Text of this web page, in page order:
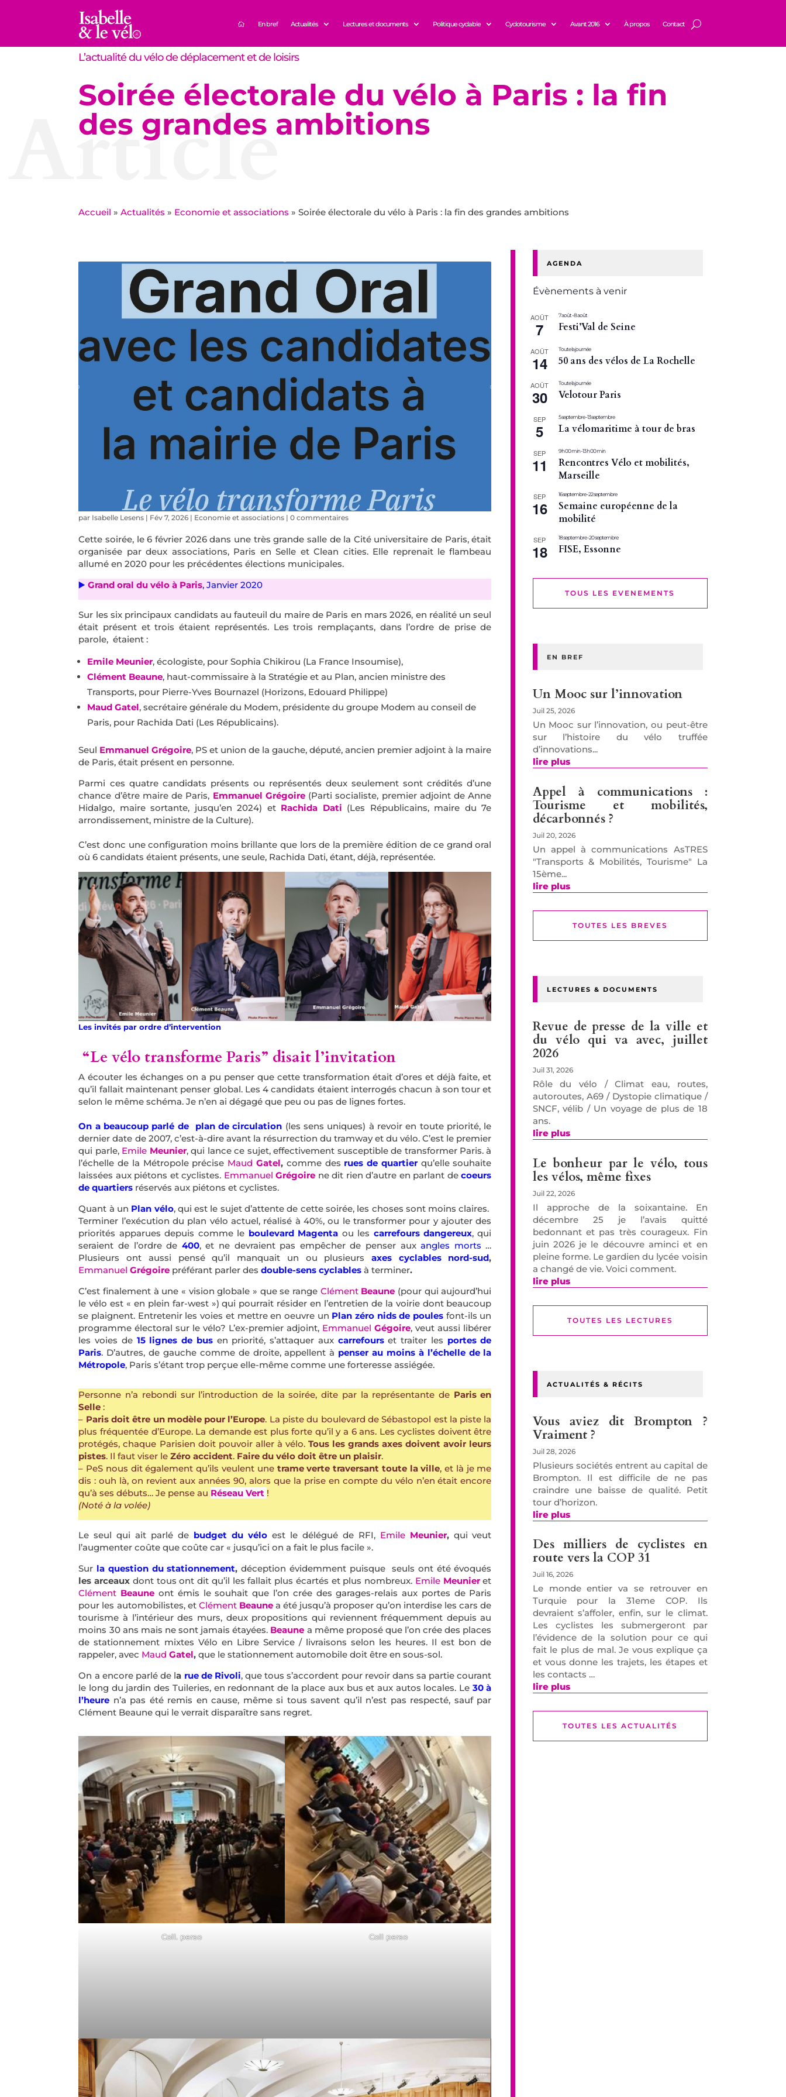
En bref Actualités Lectures et documents Politique cyclable Cyclotourisme Avant 2016 À propos Contact
L’actualité du vélo de déplacement et de loisirs
Soirée électorale du vélo à Paris : la fin
des grandes ambitions
Article
Accueil »Actualités » Economie et associations »Soirée électorale du vélo à Paris : la fin des grandes ambitions
par Isabelle Lesens | Fév 7, 2026 | Economie et associations |0 commentaires
Cette soirée, le 6 février 2026 dans une très grande salle de la Cité universitaire de Paris, était
organisée par deux associations, Paris en Selle et Clean cities. Elle reprenait le flambeau
allumé en 2020 pour les précédentes élections municipales.
▶️Grand oral du vélo à Paris, Janvier 2020
Sur les six principaux candidats au fauteuil du maire de Paris en mars 2026, en réalité un seul
était présent et trois étaient représentés. Les trois remplaçants, dans l’ordre de prise de
parole, étaient :
Emile Meunier, écologiste, pour Sophia Chikirou (La France Insoumise),
Clément Beaune, haut-commissaire à la Stratégie et au Plan, ancien ministre des
Transports, pour Pierre-Yves Bournazel (Horizons, Edouard Philippe)
Maud Gatel, secrétaire générale du Modem, présidente du groupe Modem au conseil de
Paris, pour Rachida Dati (Les Républicains).
Seul Emmanuel Grégoire, PS et union de la gauche, député, ancien premier adjoint à la maire
de Paris, était présent en personne.
Parmi ces quatre candidats présents ou représentés deux seulement sont crédités d’une
chance d’être maire de Paris, Emmanuel Grégoire (Parti socialiste, premier adjoint de Anne
Hidalgo, maire sortante, jusqu’en 2024) et Rachida Dati (Les Républicains, maire du 7e
arrondissement, ministre de la Culture).
C’est donc une configuration moins brillante que lors de la première édition de ce grand oral
où 6 candidats étaient présents, une seule, Rachida Dati, étant, déjà, représentée.
Les invités par ordre d’intervention
“Le vélo transforme Paris” disait l’invitation
A écouter les échanges on a pu penser que cette transformation était d’ores et déjà faite, et
qu’il fallait maintenant penser global. Les 4 candidats étaient interrogés chacun à son tour et
selon le même schéma. Je n’en ai dégagé que peu ou pas de lignes fortes.
On a beaucoup parlé de plan de circulation (les sens uniques) à revoir en toute priorité, le
dernier date de 2007, c’est-à-dire avant la résurrection du tramway et du vélo. C’est le premier
qui parle, Emile Meunier, qui lance ce sujet, effectivement susceptible de transformer Paris. à
l’échelle de la Métropole précise MaudGatel, comme des rues de quartierqu’elle souhaite
laissées aux piétons et cyclistes. EmmanuelGrégoire ne dit rien d’autre en parlant decoeurs
de quartiers réservés aux piétons et cyclistes.
Quant à un Plan vélo, qui est le sujet d’attente de cette soirée, les choses sont moins claires.
Terminer l’exécution du plan vélo actuel, réalisé à 40%, ou le transformer pour y ajouter des
priorités apparues depuis comme le boulevard Magenta ou les carrefours dangereux, qui
seraient de l’ordre de 400, et ne devraient pas empêcher de penser auxangles morts …
Plusieurs ont aussi pensé qu’il manquait un ou plusieurs axes cyclables nord-sud,
EmmanuelGrégoire préférant parler desdouble-sens cyclables à terminer.
C’est finalement à une « vision globale » que se range Clément Beaune (pour qui aujourd’hui
le vélo est « en plein far-west ») qui pourrait résider en l’entretien de la voirie dont beaucoup
se plaignent. Entretenir les voies et mettre en oeuvre un Plan zéro nids de poules font-ils un
programme électoral sur le vélo? L’ex-premier adjoint, EmmanuelGégoire, veut aussi libérer
les voies de 15 lignes de busen priorité, s’attaquer aux carrefourset traiter les portes de
Paris. D’autres, de gauche comme de droite, appellent à penser au moins à l’échelle de la
Métropole, Paris s’étant trop perçue elle-même comme une forteresse assiégée.
Personne n’a rebondi sur l’introduction de la soirée, dite par la représentante de Paris en
Selle :
– Paris doit être un modèle pour l’Europe. La piste du boulevard de Sébastopol est la piste la
plus fréquentée d’Europe. La demande est plus forte qu’il y a 6 ans. Les cyclistes doivent être
protégés, chaque Parisien doit pouvoir aller à vélo. Tous les grands axes doivent avoir leurs
pistes. Il faut viser leZéro accident. Faire du vélo doit être un plaisir.
– PeS nous dit également qu’ils veulent une trame verte traversant toute la ville, et là je me
dis : ouh là, on revient aux années 90, alors que la prise en compte du vélo n’en était encore
qu’à ses débuts… Je pense au Réseau Vert !
(Noté à la volée)
Le seul qui ait parlé de budget du véloest le délégué de RFI, Emile Meunier,qui veut
l’augmenter coûte que coûte car « jusqu’ici on a fait le plus facile ».
Sur la question du stationnement,déception évidemment puisque seuls ont été évoqués
les arceaux dont tous ont dit qu’il les fallait plus écartés et plus nombreux. Emile Meunieret
Clément Beaune ont émis le souhait que l’on crée des garages-relais aux portes de Paris
pour les automobilistes, et Clément Beaunea été jusqu’à proposer qu’on interdise les cars de
tourisme à l’intérieur des murs, deux propositions qui reviennent fréquemment depuis au
moins 30 ans mais ne sont jamais étayées. Beaune a même proposé que l’on crée des places
de stationnement mixtes Vélo en Libre Service / livraisons selon les heures. Il est bon de
rappeler, avec MaudGatel,que le stationnement automobile doit être en sous-sol.
On a encore parlé de la rue de Rivoli, que tous s’accordent pour revoir dans sa partie courant
le long du jardin des Tuileries, en redonnant de la place aux bus et aux autos locales. Le 30 à
l’heure n’a pas été remis en cause, même si tous savent qu’il n’est pas respecté, sauf par
Clément Beaune qui le verrait disparaître sans regret.
Coll. perso Coll perso
AGENDA
Évènements à venir
AOÛT
7
7 août-8 août
Festi’Val de Seine
AOÛT
14
Toute la journée
50 ans des vélos de La Rochelle
AOÛT
30
Toute la journée
Velotour Paris
SEP
5
5 septembre-13 septembre
La vélomaritime à tour de bras
SEP
11
9 h 00 min-13 h 00 min
Rencontres Vélo et mobilités,
Marseille
SEP
16
16 septembre-22 septembre
Semaine européenne de la
mobilité
SEP
18
18 septembre-20 septembre
FISE, Essonne
TOUS LES EVENEMENTS
EN BREF
Un Mooc sur l’innovation
Juil 25, 2026
Un Mooc sur l’innovation, ou peut-être
sur l’histoire du vélo truffée
d’innovations...
lire plus
Appel à communications :
Tourisme et mobilités,
décarbonnés ?
Juil 20, 2026
Un appel à communications AsTRES
"Transports & Mobilités, Tourisme" La
15ème...
lire plus
TOUTES LES BREVES
LECTURES & DOCUMENTS
Revue de presse de la ville et
du vélo qui va avec, juillet
2026
Juil 31, 2026
Rôle du vélo / Climat eau, routes,
autoroutes, A69 / Dystopie climatique /
SNCF, vélib / Un voyage de plus de 18
ans.
lire plus
Le bonheur par le vélo, tous
les vélos, même fixes
Juil 22, 2026
Il approche de la soixantaine. En
décembre 25 je l’avais quitté
bedonnant et pas très courageux. Fin
juin 2026 je le découvre aminci et en
pleine forme. Le gardien du lycée voisin
a changé de vie. Voici comment.
lire plus
TOUTES LES LECTURES
ACTUALITÉS & RÉCITS
Vous aviez dit Brompton ?
Vraiment ?
Juil 28, 2026
Plusieurs sociétés entrent au capital de
Brompton. Il est difficile de ne pas
craindre une baisse de qualité. Petit
tour d’horizon.
lire plus
Des milliers de cyclistes en
route vers la COP 31
Juil 16, 2026
Le monde entier va se retrouver en
Turquie pour la 31eme COP. Ils
devraient s’affoler, enfin, sur le climat.
Les cyclistes les submergeront par
l’évidence de la solution pour ce qui
fait le plus de mal. Je vous explique ça
et vous donne les trajets, les étapes et
les contacts …
lire plus
TOUTES LES ACTUALITÉS